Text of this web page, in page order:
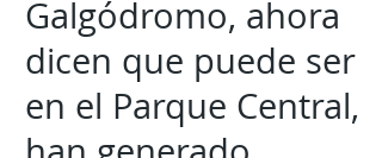
Galgódromo, ahora
dicen que puede ser
en el Parque Central,